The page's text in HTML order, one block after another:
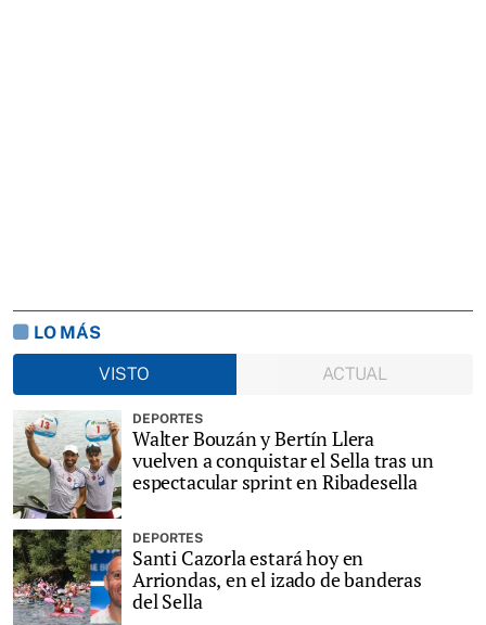
LO MÁS
VISTO
ACTUAL
DEPORTES
Walter Bouzán y Bertín Llera
vuelven a conquistar el Sella tras un
espectacular sprint en Ribadesella
DEPORTES
Santi Cazorla estará hoy en
Arriondas, en el izado de banderas
del Sella